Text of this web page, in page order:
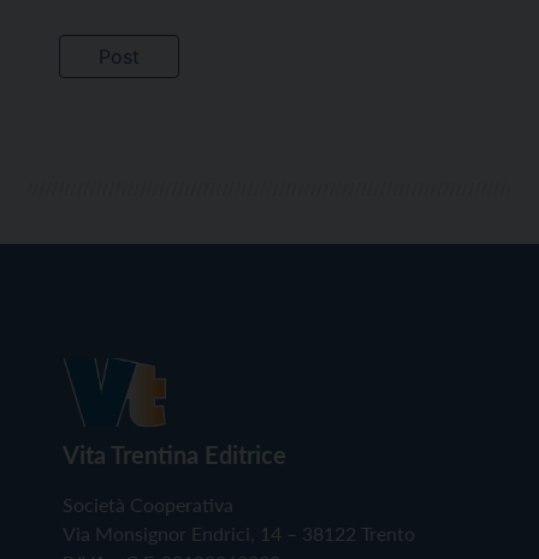
Vita Trentina Editrice
Società Cooperativa
Via Monsignor Endrici, 14 – 38122 Trento